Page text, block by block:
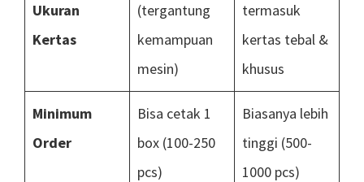
Ukuran
Kertas
(tergantung
kemampuan
mesin)
termasuk
kertas tebal &
khusus
Minimum
Order
Bisa cetak 1
box (100-250
pcs)
Biasanya lebih
tinggi (500-
1000 pcs)